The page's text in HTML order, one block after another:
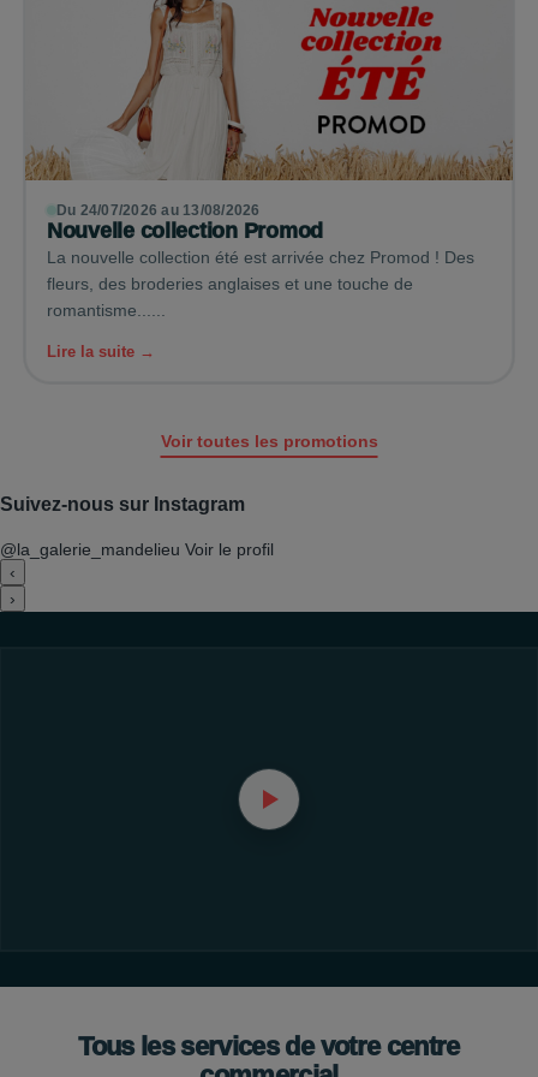
Du 24/07/2026 au 13/08/2026
Nouvelle collection Promod
La nouvelle collection été est arrivée chez Promod ! Des
fleurs, des broderies anglaises et une touche de
romantisme......
Lire la suite →
Voir toutes les promotions
Suivez-nous sur Instagram
@la_galerie_mandelieu Voir le profil
‹
›
Tous les services de votre centre